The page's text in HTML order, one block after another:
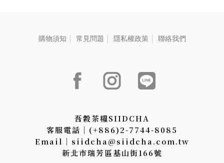
購物須知 常見問題 隱私權政策 聯絡我們
吾穀茶糧SIIDCHA
客服電話│(+886)2-7744-8085
Email│siidcha@siidcha.com.tw
新北市瑞芳區基山街166號